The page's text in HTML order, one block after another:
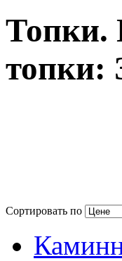
Топки.
топки:
Сортировать по